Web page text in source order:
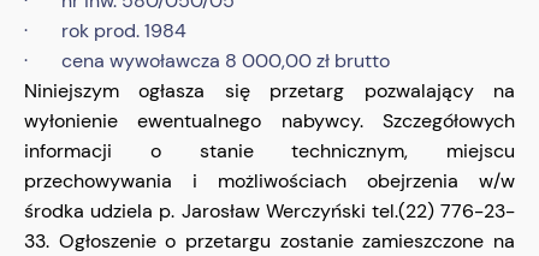
· rok prod. 1984
· cena wywoławcza 8 000,00 zł brutto
Niniejszym ogłasza się przetarg pozwalający na
wyłonienie ewentualnego nabywcy. Szczegółowych
informacji o stanie technicznym, miejscu
przechowywania i możliwościach obejrzenia w/w
środka udziela p. Jarosław Werczyński tel.(22) 776-23-
33. Ogłoszenie o przetargu zostanie zamieszczone na